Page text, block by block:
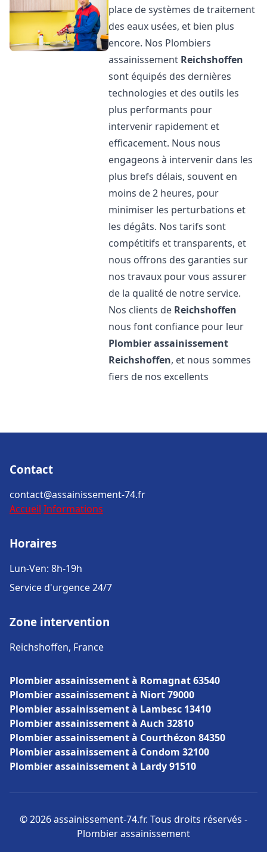
place de systèmes de traitement
des eaux usées, et bien plus
encore. Nos Plombiers
assainissement Reichshoffen
sont équipés des dernières
technologies et des outils les
plus performants pour
intervenir rapidement et
efficacement. Nous nous
engageons à intervenir dans les
plus brefs délais, souvent en
moins de 2 heures, pour
minimiser les perturbations et
les dégâts. Nos tarifs sont
compétitifs et transparents, et
nous offrons des garanties sur
nos travaux pour vous assurer
de la qualité de notre service.
Nos clients de Reichshoffen
nous font confiance pour leur
Plombier assainissement
Reichshoffen, et nous sommes
fiers de nos excellents
Contact
contact@assainissement-74.fr
Accueil Informations
Horaires
Lun-Ven: 8h-19h
Service d'urgence 24/7
Zone intervention
Reichshoffen, France
Plombier assainissement à Romagnat 63540
Plombier assainissement à Niort 79000
Plombier assainissement à Lambesc 13410
Plombier assainissement à Auch 32810
Plombier assainissement à Courthézon 84350
Plombier assainissement à Condom 32100
Plombier assainissement à Lardy 91510
© 2026 assainissement-74.fr. Tous droits réservés -
Plombier assainissement